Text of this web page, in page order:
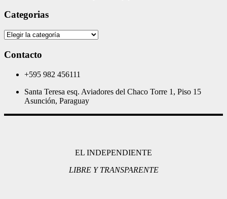
Categorias
Categorias
Contacto
+595 982 456111
Santa Teresa esq. Aviadores del Chaco Torre 1, Piso 15
Asunción, Paraguay
EL INDEPENDIENTE
LIBRE Y TRANSPARENTE